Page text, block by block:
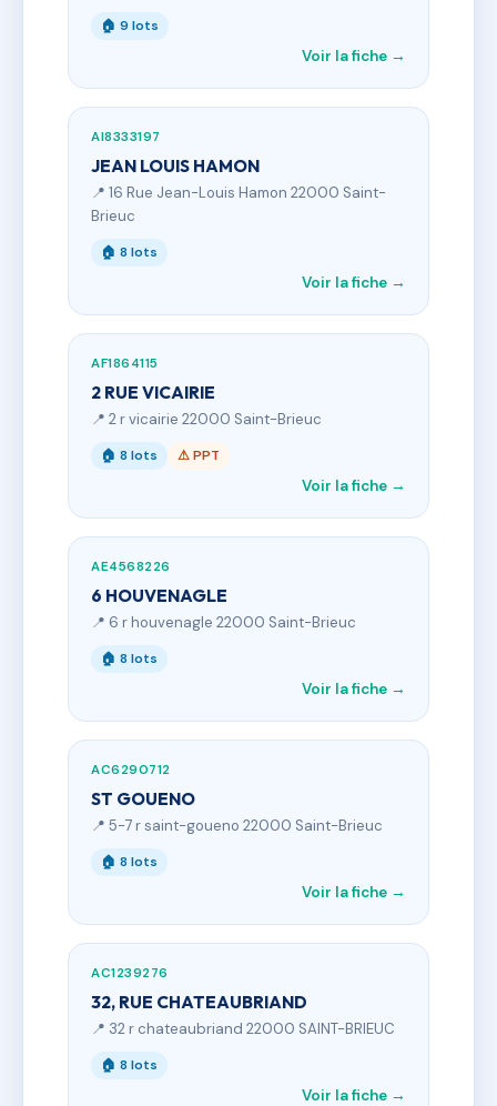
🏠 9 lots
Voir la fiche →
AI8333197
JEAN LOUIS HAMON
📍 16 Rue Jean-Louis Hamon 22000 Saint-
Brieuc
🏠 8 lots
Voir la fiche →
AF1864115
2 RUE VICAIRIE
📍 2 r vicairie 22000 Saint-Brieuc
🏠 8 lots ⚠ PPT
Voir la fiche →
AE4568226
6 HOUVENAGLE
📍 6 r houvenagle 22000 Saint-Brieuc
🏠 8 lots
Voir la fiche →
AC6290712
ST GOUENO
📍 5-7 r saint-goueno 22000 Saint-Brieuc
🏠 8 lots
Voir la fiche →
AC1239276
32, RUE CHATEAUBRIAND
📍 32 r chateaubriand 22000 SAINT-BRIEUC
🏠 8 lots
Voir la fiche →